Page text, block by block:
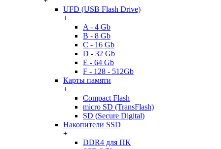
UFD (USB Flash Drive)
+
A - 4 Gb
B - 8 Gb
C - 16 Gb
D - 32 Gb
E - 64 Gb
F - 128 - 512Gb
Карты памяти
+
Compact Flash
micro SD (TransFlash)
SD (Secure Digital)
Накопители SSD
+
DDR4 для ПК